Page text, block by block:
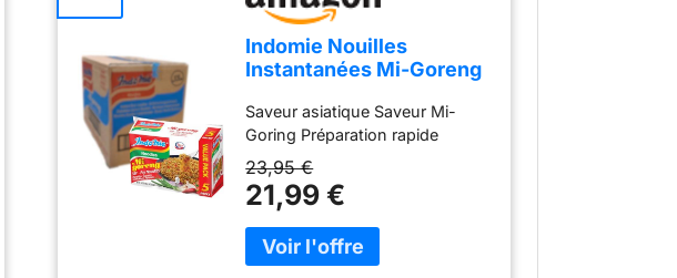
Indomie Nouilles
Instantanées Mi-Goreng
Saveur asiatique Saveur Mi-
Goring Préparation rapide
23,95 €
21,99 €